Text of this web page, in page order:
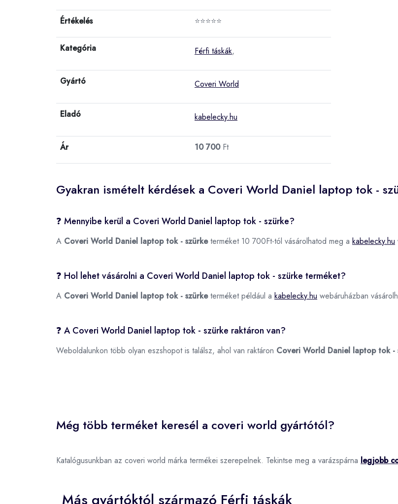
Értékelés ⭐⭐⭐⭐⭐
Kategória Férfi táskák,
Gyártó Coveri World
Eladó kabelecky.hu
Ár 10 700Ft
Gyakran ismételt kérdések a Coveri World Daniel laptop tok -
❓ Mennyibe kerül a Coveri World Daniel laptop tok - szürke?
A Coveri World Daniel laptop tok - szürketerméket 10 700Ft-tól vásárolhatod meg a kabelecky.hu
❓ Hol lehet vásárolni a Coveri World Daniel laptop tok - szürke terméket?
A Coveri World Daniel laptop tok - szürketerméket például a kabelecky.hu webáruházban
❓ A Coveri World Daniel laptop tok - szürke raktáron van?
Weboldalunkon több olyan eszshopot is találsz, ahol van raktáron Coveri World Daniel laptop tok -
Még több terméket keresél a coveri world gyártótól?
Katalógusunkban az coveri world márka termékei szerepelnek. Tekintse meg a varázspárna legjobb
Más gyártóktól származó Férfi táskák